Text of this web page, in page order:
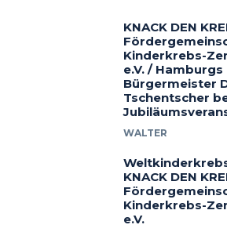
KNACK DEN
Kinderkrebs-
e.V. /
Bürgermeister
Tschentscher
WALTER
KNACK DEN
Kinderkrebs-
e.V.